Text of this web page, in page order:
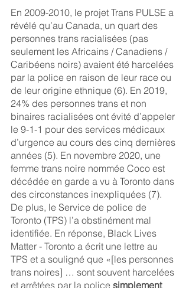
En 2009-2010, le projet Trans PULSE a
révélé qu’au Canada, un quart des
personnes trans racialisées (pas
seulement les Africains / Canadiens /
Caribéens noirs) avaient été harcelées
par la police en raison de leur race ou
de leur origine ethnique (6). En 2019,
24% des personnes trans et non
binaires racialisées ont évité d’appeler
le 9-1-1 pour des services médicaux
d’urgence au cours des cinq dernières
années (5). En novembre 2020, une
femme trans noire nommée Coco est
décédée en garde a vu à Toronto dans
des circonstances inexpliquées (7).
De plus, le Service de police de
Toronto (TPS) l’a obstinément mal
identifiée. En réponse, Black Lives
Matter - Toronto a écrit une lettre au
TPS et a souligné que «[les personnes
trans noires] … sont souvent harcelées
et arrêtées par la police simplement